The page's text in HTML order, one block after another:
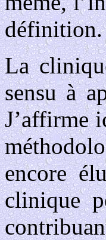
définition.
La
sensu à
J’affirme
encore
clinique